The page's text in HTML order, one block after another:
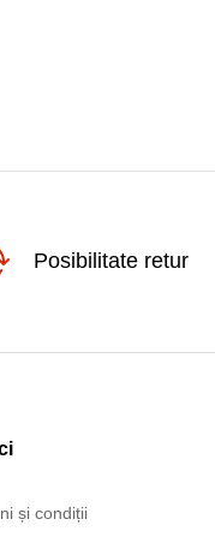
Posibilitate retur
și condiții